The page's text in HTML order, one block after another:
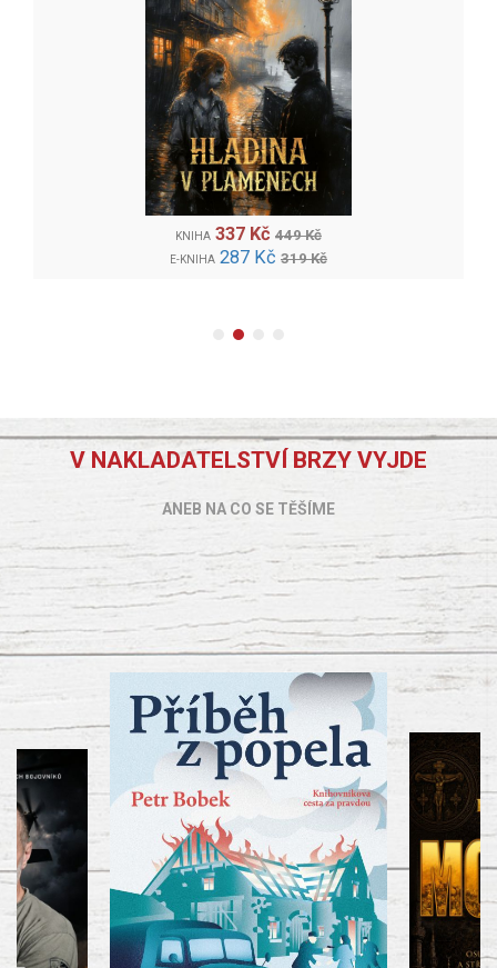
KNIHA 337 Kč 449 Kč
E-KNIHA 287 Kč 319 Kč
V NAKLADATELSTVÍ BRZY VYJDE
ANEB NA CO SE TĚŠÍME